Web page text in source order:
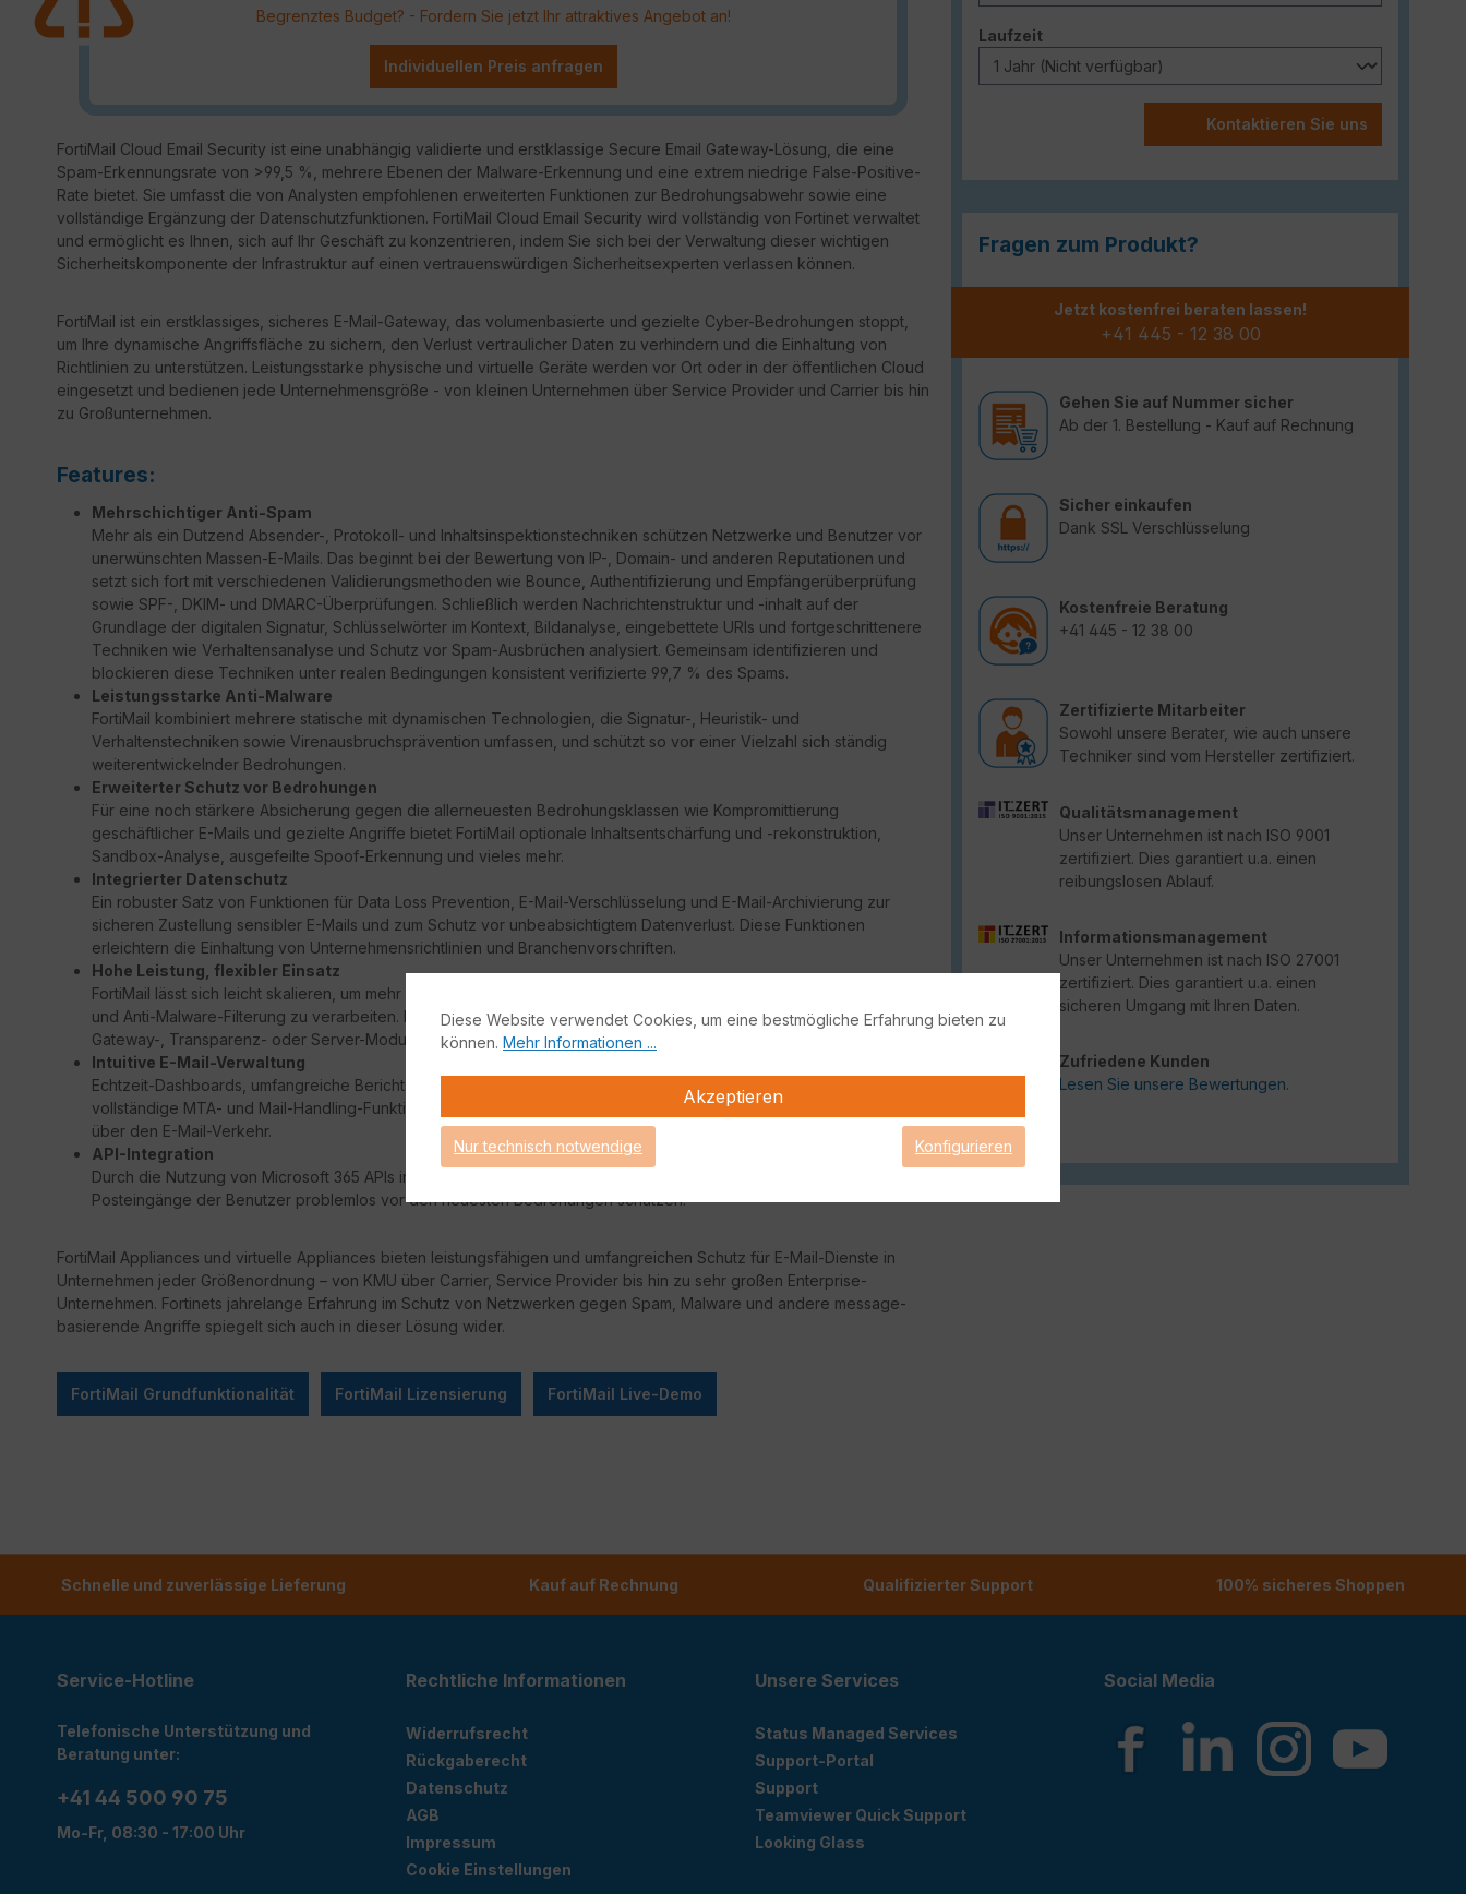
Laufzeitauswählen
Kontaktieren Sie uns
Fragen zum Produkt?
Jetzt kostenfrei beraten lassen!
+41 445 - 12 38 00
Gehen Sie auf Nummer sicher
Ab der 1. Bestellung - Kauf auf Rechnung
Sicher einkaufen
Dank SSL Verschlüsselung
Kostenfreie Beratung
+41 445 - 12 38 00
Zertifizierte Mitarbeiter
Sowohl unsere Berater, wie auch unsere
Techniker sind vom Hersteller zertifiziert.
Qualitätsmanagement
Unser Unternehmen ist nach ISO 9001
zertifiziert. Dies garantiert u.a. einen
reibungslosen Ablauf.
Informationsmanagement
Unser Unternehmen ist nach ISO 27001
zertifiziert. Dies garantiert u.a. einen
sicheren Umgang mit Ihren Daten.
Zufriedene Kunden
Lesen Sie unsere Bewertungen.
Begrenztes Budget? - Fordern Sie jetzt Ihr attraktives Angebot an!
Individuellen Preis anfragen
FortiMail Cloud Email Security ist eine unabhängig validierte und erstklassige Secure Email Gateway-Lösung, die eine
Spam-Erkennungsrate von >99,5 %, mehrere Ebenen der Malware-Erkennung und eine extrem niedrige False-Positive-
Rate bietet. Sie umfasst die von Analysten empfohlenen erweiterten Funktionen zur Bedrohungsabwehr sowie eine
vollständige Ergänzung der Datenschutzfunktionen. FortiMail Cloud Email Security wird vollständig von Fortinet verwaltet
und ermöglicht es Ihnen, sich auf Ihr Geschäft zu konzentrieren, indem Sie sich bei der Verwaltung dieser wichtigen
Sicherheitskomponente der Infrastruktur auf einen vertrauenswürdigen Sicherheitsexperten verlassen können.
FortiMail ist ein erstklassiges, sicheres E-Mail-Gateway, das volumenbasierte und gezielte Cyber-Bedrohungen stoppt,
um Ihre dynamische Angriffsfläche zu sichern, den Verlust vertraulicher Daten zu verhindern und die Einhaltung von
Richtlinien zu unterstützen. Leistungsstarke physische und virtuelle Geräte werden vor Ort oder in der öffentlichen Cloud
eingesetzt und bedienen jede Unternehmensgröße - von kleinen Unternehmen über Service Provider und Carrier bis hin
zu Großunternehmen.
Features:
Mehrschichtiger Anti-Spam
Mehr als ein Dutzend Absender-, Protokoll- und Inhaltsinspektionstechniken schützen Netzwerke und Benutzer vor
unerwünschten Massen-E-Mails. Das beginnt bei der Bewertung von IP-, Domain- und anderen Reputationen und
setzt sich fort mit verschiedenen Validierungsmethoden wie Bounce, Authentifizierung und Empfängerüberprüfung
sowie SPF-, DKIM- und DMARC-Überprüfungen. Schließlich werden Nachrichtenstruktur und -inhalt auf der
Grundlage der digitalen Signatur, Schlüsselwörter im Kontext, Bildanalyse, eingebettete URIs und fortgeschrittenere
Techniken wie Verhaltensanalyse und Schutz vor Spam-Ausbrüchen analysiert. Gemeinsam identifizieren und
blockieren diese Techniken unter realen Bedingungen konsistent verifizierte 99,7 % des Spams.
Leistungsstarke Anti-Malware
FortiMail kombiniert mehrere statische mit dynamischen Technologien, die Signatur-, Heuristik- und
Verhaltenstechniken sowie Virenausbruchsprävention umfassen, und schützt so vor einer Vielzahl sich ständig
weiterentwickelnder Bedrohungen.
Erweiterter Schutz vor Bedrohungen
Für eine noch stärkere Absicherung gegen die allerneuesten Bedrohungsklassen wie Kompromittierung
geschäftlicher E-Mails und gezielte Angriffe bietet FortiMail optionale Inhaltsentschärfung und -rekonstruktion,
Sandbox-Analyse, ausgefeilte Spoof-Erkennung und vieles mehr.
Integrierter Datenschutz
Ein robuster Satz von Funktionen für Data Loss Prevention, E-Mail-Verschlüsselung und E-Mail-Archivierung zur
sicheren Zustellung sensibler E-Mails und zum Schutz vor unbeabsichtigtem Datenverlust. Diese Funktionen
erleichtern die Einhaltung von Unternehmensrichtlinien und Branchenvorschriften.
Hohe Leistung, flexibler Einsatz
FortiMail lässt sich leicht skalieren, um mehr als zwei Millionen Nachrichten pro Stunde mit vollständiger Anti-Spam-
und Anti-Malware-Filterung zu verarbeiten. FortiMail bedient Unternehmen jeder Größe und kann wahlweise im
Gateway-, Transparenz- oder Server-Modus eingesetzt werden.
Intuitive E-Mail-Verwaltung
Echtzeit-Dashboards, umfangreiche Berichtsfunktionen, zentrale Quarantänen und Endbenutzerkontrollen sowie
vollständige MTA- und Mail-Handling-Funktionen bieten Unternehmen volle Transparenz und einfache Kontrolle
über den E-Mail-Verkehr.
API-Integration
Durch die Nutzung von Microsoft 365 APIs in Exchange Online kann FortiMail sowohl interne E-Mails als auch die
Posteingänge der Benutzer problemlos vor den neuesten Bedrohungen schützen.
FortiMail Appliances und virtuelle Appliances bieten leistungsfähigen und umfangreichen Schutz für E-Mail-Dienste in
Unternehmen jeder Größenordnung – von KMU über Carrier, Service Provider bis hin zu sehr großen Enterprise-
Unternehmen. Fortinets jahrelange Erfahrung im Schutz von Netzwerken gegen Spam, Malware und andere message-
basierende Angriffe spiegelt sich auch in dieser Lösung wider.
FortiMail Grundfunktionalität FortiMail Lizensierung FortiMail Live-Demo
Schnelle und zuverlässige Lieferung Kauf auf Rechnung Qualifizierter Support 100% sicheres Shoppen
Service-Hotline
Telefonische Unterstützung und
Beratung unter:
+41 44 500 90 75
Mo-Fr, 08:30 - 17:00 Uhr
Rechtliche Informationen
Widerrufsrecht
Rückgaberecht
Datenschutz
AGB
Impressum
Cookie Einstellungen
Unsere Services
Status Managed Services
Support-Portal
Support
Teamviewer Quick Support
Looking Glass
Social Media
Diese Website verwendet Cookies, um eine bestmögliche Erfahrung bieten zu
können. Mehr Informationen ...
Akzeptieren
Nur technisch notwendige Konfigurieren